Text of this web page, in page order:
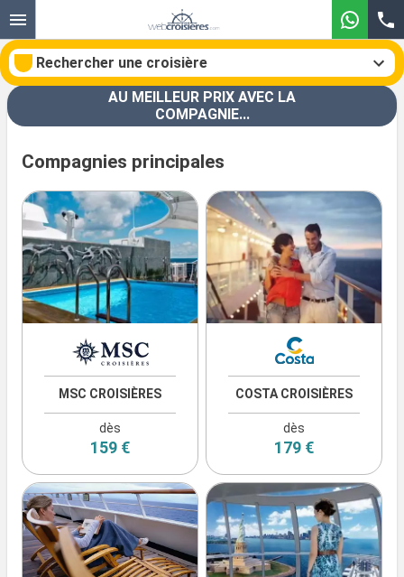
Rechercher une croisière
Nos destinations
Mois de départ
Ports Compagnies
Rechercher
AU MEILLEUR PRIX AVEC LA
COMPAGNIE...
Compagnies principales
MSC CROISIÈRES
dès
159 €
COSTA CROISIÈRES
dès
179 €